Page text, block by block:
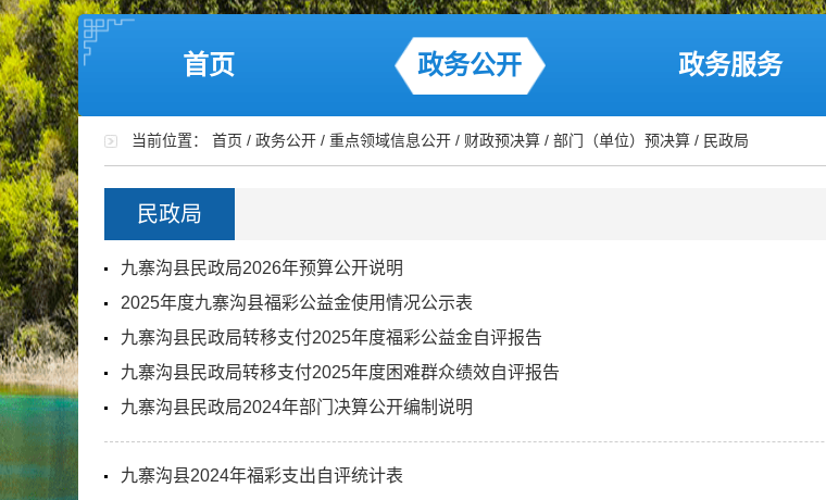
首页 政务公开 政务服务
当前位置： 首页 / 政务公开 / 重点领域信息公开 / 财政预决算 / 部门（单位）预决算 / 民政局
民政局
九寨沟县民政局2026年预算公开说明
2025年度九寨沟县福彩公益金使用情况公示表
九寨沟县民政局转移支付2025年度福彩公益金自评报告
九寨沟县民政局转移支付2025年度困难群众绩效自评报告
九寨沟县民政局2024年部门决算公开编制说明
九寨沟县2024年福彩支出自评统计表